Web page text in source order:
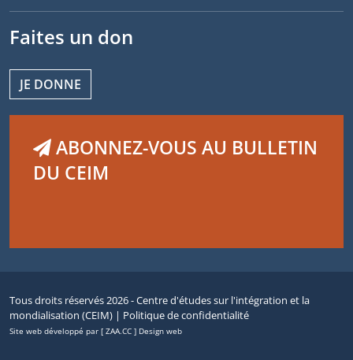
Faites un don
JE DONNE
ABONNEZ-VOUS AU BULLETIN
DU CEIM
Tous droits réservés 2026 - Centre d'études sur l'intégration et la
mondialisation (CEIM) | Politique de confidentialité
Site web développé par [ ZAA.CC ] Design web